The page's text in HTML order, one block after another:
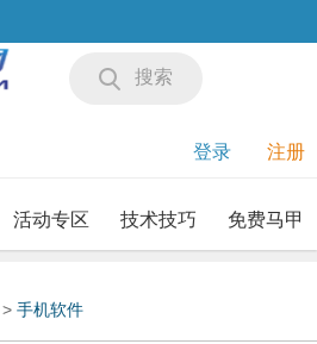
搜索
登录 注册
活动专区 技术技巧 免费马甲
> 手机软件